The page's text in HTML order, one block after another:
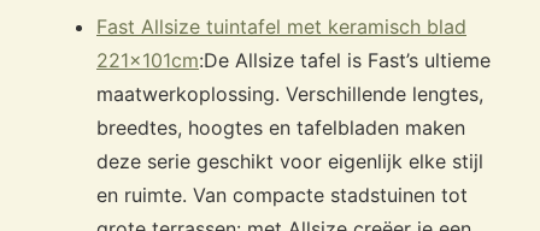
Fast Allsize tuintafel met keramisch blad
221x101cm:De Allsize tafel is Fast’s ultieme
maatwerkoplossing. Verschillende lengtes,
breedtes, hoogtes en tafelbladen maken
deze serie geschikt voor eigenlijk elke stijl
en ruimte. Van compacte stadstuinen tot